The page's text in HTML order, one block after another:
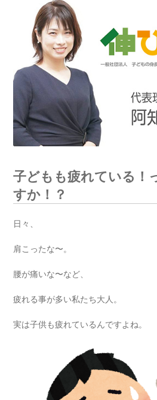
子どもも疲れている！
すか！？
日々、
肩こったな〜。
腰が痛いな〜など、
疲れる事が多い私たち大人。
実は子供も疲れているんですよね。